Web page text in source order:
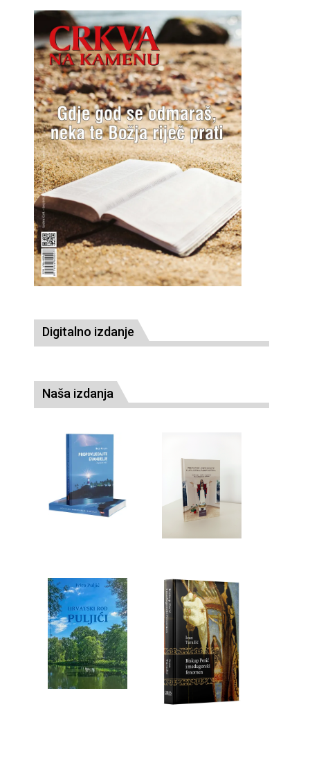
Digitalno izdanje
Naša izdanja